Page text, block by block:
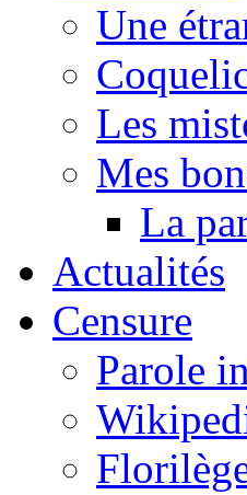
Une
Les
Mes
La
Actualités
Censure
Parole